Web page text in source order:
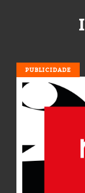
PUBLICIDADE